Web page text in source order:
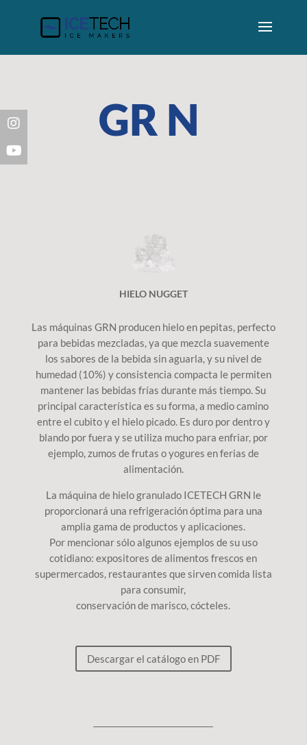
GR N
HIELO NUGGET
Las máquinas GRN producen hielo en pepitas, perfecto
para bebidas mezcladas, ya que mezcla suavemente
los sabores de la bebida sin aguarla, y su nivel de
humedad (10%) y consistencia compacta le permiten
mantener las bebidas frías durante más tiempo. Su
principal característica es su forma, a medio camino
entre el cubito y el hielo picado. Es duro por dentro y
blando por fuera y se utiliza mucho para enfriar, por
ejemplo, zumos de frutas o yogures en ferias de
alimentación.
La máquina de hielo granulado ICETECH GRN le
proporcionará una refrigeración óptima para una
amplia gama de productos y aplicaciones.
Por mencionar sólo algunos ejemplos de su uso
cotidiano: expositores de alimentos frescos en
supermercados, restaurantes que sirven comida lista
para consumir,
conservación de marisco, cócteles.
Descargar el catálogo en PDF